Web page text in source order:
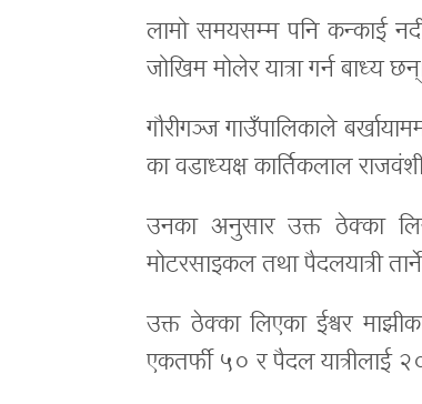
लामो समयसम्म पनि कन्काई
जोखिम मोलेर यात्रा गर्न बाध्य
गौरीगञ्ज गाउँपालिकाले
का वडाध्यक्ष कार्तिकलाल
उनका अनुसार उक्त ठेक्का
मोटरसाइकल तथा पैदलयात्री
उक्त ठेक्का लिएका ईश्वर
एकतर्फी ५० र पैदल यात्रीलाई